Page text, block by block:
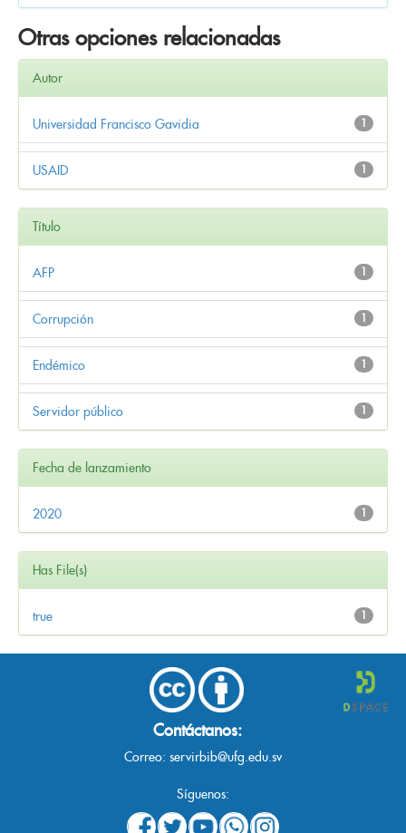
Otras opciones relacionadas
Autor
1
Universidad Francisco Gavidia
1
USAID
Título
1
AFP
1
Corrupción
1
Endémico
1
Servidor público
Fecha de lanzamiento
1
2020
Has File(s)
1
true
Contáctanos:
Correo: servirbib@ufg.edu.sv
Síguenos: